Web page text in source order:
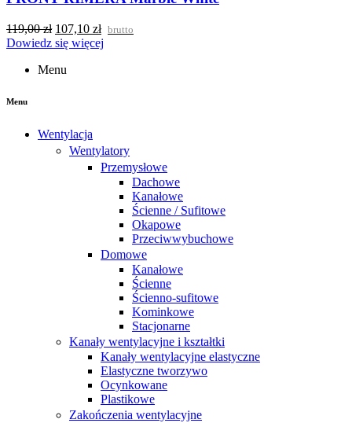
119,00zł 107,10 zł brutto
Dowiedz się więcej
Menu
Menu
Wentylacja
Wentylatory
Przemysłowe
Dachowe
Kanałowe
Ścienne / Sufitowe
Okapowe
Przeciwwybuchowe
Domowe
Kanałowe
Ścienne
Ścienno-sufitowe
Kominkowe
Stacjonarne
Kanały wentylacyjne i kształtki
Kanały wentylacyjne elastyczne
Elastyczne tworzywo
Ocynkowane
Plastikowe
Zakończenia wentylacyjne